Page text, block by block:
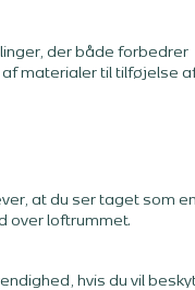
der både forbedrer
materialer til tilføjelse
at du ser taget som en
over loftrummet.
hvis du vil